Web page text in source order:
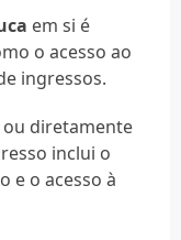
em si é
o acesso ao
ingressos.
diretamente
inclui o
e o acesso à